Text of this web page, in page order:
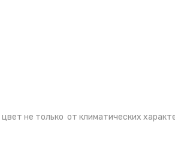
не только от климатических